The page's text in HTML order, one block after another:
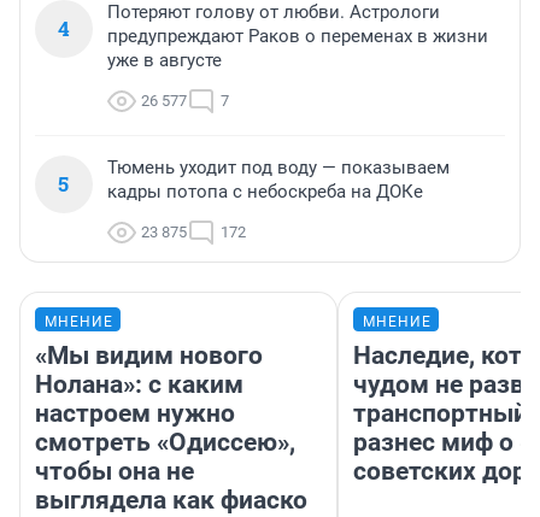
4
Потеряют голову от любви. Астрологи
предупреждают Раков о переменах в жизни
уже в августе
26 577 7
5
Тюмень уходит под воду — показываем
кадры потопа с небоскреба на ДОКе
23 875 172
МНЕНИЕ
«Мы видим нового
Нолана»: с каким
настроем нужно
смотреть «Одиссею»,
чтобы она не
выглядела как фиаско
МНЕНИЕ
Наследие,
чудом не
транспортный
разнес миф о
советских